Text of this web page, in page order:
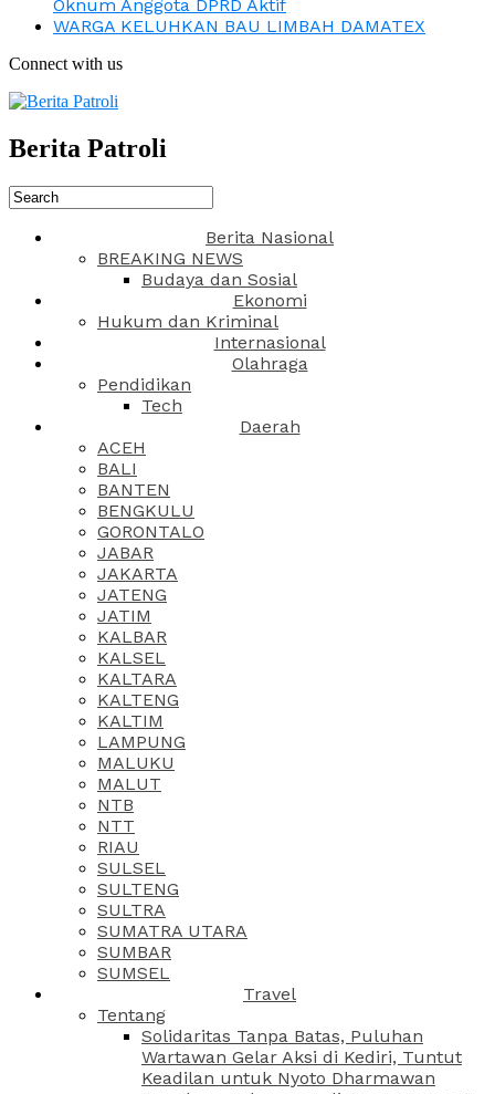
Oknum Anggota DPRD Aktif
WARGA KELUHKAN BAU LIMBAH DAMATEX
Connect with us
Berita Patroli
Berita Nasional
BREAKING NEWS
Budaya dan Sosial
Ekonomi
Hukum dan Kriminal
Internasional
Olahraga
Pendidikan
Tech
Daerah
ACEH
BALI
BANTEN
BENGKULU
GORONTALO
JABAR
JAKARTA
JATENG
JATIM
KALBAR
KALSEL
KALTARA
KALTENG
KALTIM
LAMPUNG
MALUKU
MALUT
NTB
NTT
RIAU
SULSEL
SULTENG
SULTRA
SUMATRA UTARA
SUMBAR
SUMSEL
Travel
Tentang
Solidaritas Tanpa Batas, Puluhan
Wartawan Gelar Aksi di Kediri, Tuntut
Keadilan untuk Nyoto Dharmawan